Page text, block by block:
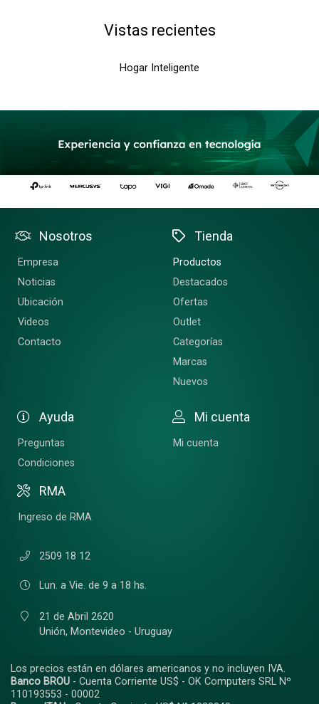
Vistas recientes
Hogar Inteligente
Nosotros
Empresa
Noticias
Ubicación
Videos
Contacto
Tienda
Productos
Destacados
Ofertas
Outlet
Categorías
Marcas
Nuevos
Ayuda
Preguntas
Condiciones
RMA
Ingreso de RMA
Mi cuenta
Mi cuenta
2509 18 12
Lun. a Vie. de 9 a 18 hs.
21 de Abril 2620
Unión, Montevideo - Uruguay
Los precios están en dólares americanos y no incluyen IVA.
Banco BROU - Cuenta Corriente US$ - OK Computers SRL Nº
110193553 - 00002